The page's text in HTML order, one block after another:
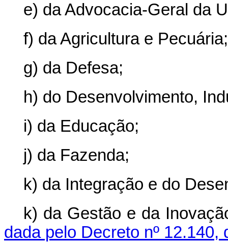
e) da Advocacia-Geral da
f) da Agricultura e Pecuária;
g) da Defesa;
h) do Desenvolvimento,
i) da Educação;
j) da Fazenda;
k) da Integração e do
k) da Gestão e da
dada pelo Decreto nº 12.140,